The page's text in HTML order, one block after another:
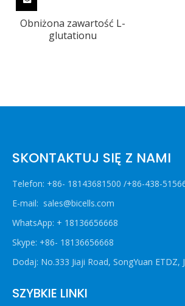
Obniżona zawartość L-
glutationu
SKONTAKTUJ SIĘ Z NAMI
Telefon: +86- 18143681500 /+86-438-
E-mail: sales@bicells.com
WhatsApp: + 18136656668
Skype: +86- 18136656668
Dodaj: No.333 Jiaji Road, SongYuan ETDZ,
SZYBKIE LINKI